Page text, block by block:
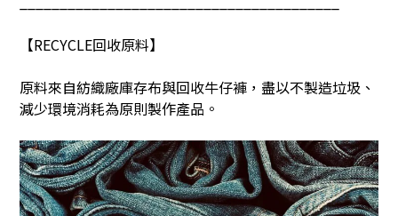
【RECYCLE回收原料】
原料來自紡織廠庫存布與回收牛仔褲，盡以不製造垃圾、
減少環境消耗為原則製作產品。